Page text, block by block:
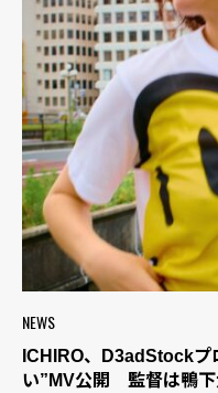
NEWS
ICHIRO、D3adStockプ
い”MV公開 監督は鴨下